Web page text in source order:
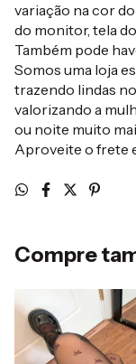
variação na cor
do monitor, tela
Também pode
Somos uma loja
trazendo lindas
valorizando a
ou noite muito
Aproveite o frete
Compre